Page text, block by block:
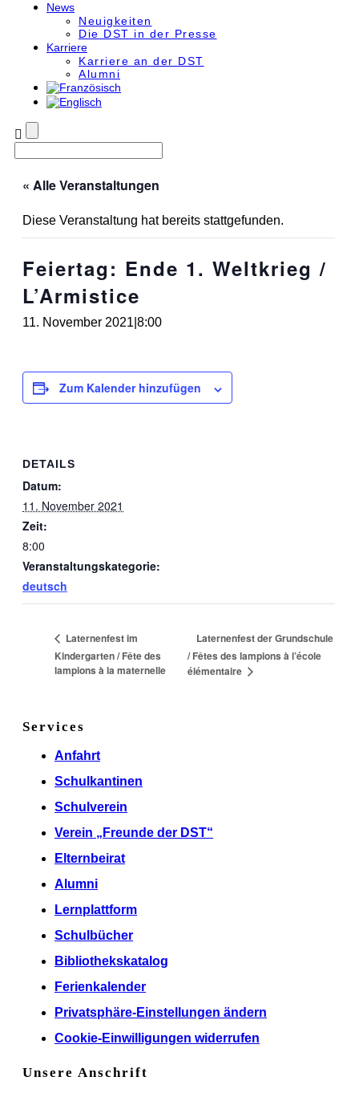
News
Neuigkeiten
Die DST in der Presse
Karriere
Karriere an der DST
Alumni
« Alle Veranstaltungen
Diese Veranstaltung hat bereits stattgefunden.
Feiertag: Ende 1. Weltkrieg /
L’Armistice
11. November 2021|8:00
Zum Kalender hinzufügen
DETAILS
Datum:
11. November 2021
Zeit:
8:00
Veranstaltungskategorie:
deutsch
Laternenfest im
Kindergarten / Fête des
lampions à la maternelle
Laternenfest der Grundschule
/ Fêtes des lampions à l’école
élémentaire
Services
Anfahrt
Schulkantinen
Schulverein
Verein „Freunde der DST“
Elternbeirat
Alumni
Lernplattform
Schulbücher
Bibliothekskatalog
Ferienkalender
Privatsphäre-Einstellungen ändern
Cookie-Einwilligungen widerrufen
Unsere Anschrift